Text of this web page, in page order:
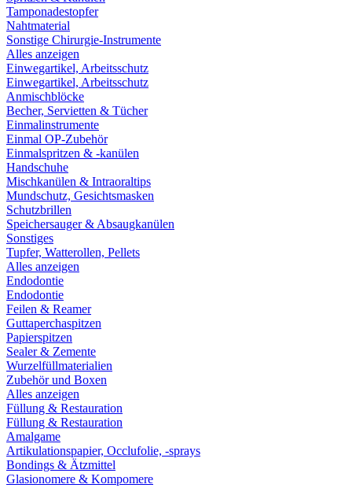
Tamponadestopfer
Nahtmaterial
Sonstige Chirurgie-Instrumente
Alles anzeigen
Einwegartikel, Arbeitsschutz
Einwegartikel, Arbeitsschutz
Anmischblöcke
Becher, Servietten & Tücher
Einmalinstrumente
Einmal OP-Zubehör
Einmalspritzen & -kanülen
Handschuhe
Mischkanülen & Intraoraltips
Mundschutz, Gesichtsmasken
Schutzbrillen
Speichersauger & Absaugkanülen
Sonstiges
Tupfer, Watterollen, Pellets
Alles anzeigen
Endodontie
Endodontie
Feilen & Reamer
Guttaperchaspitzen
Papierspitzen
Sealer & Zemente
Wurzelfüllmaterialien
Zubehör und Boxen
Alles anzeigen
Füllung & Restauration
Füllung & Restauration
Amalgame
Artikulationspapier, Occlufolie, -sprays
Bondings & Ätzmittel
Glasionomere & Kompomere